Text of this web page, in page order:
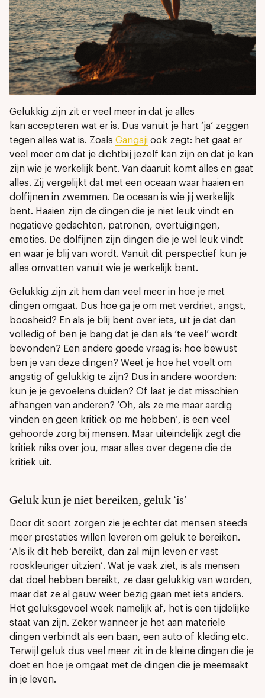
Gelukkig zijn zit er veel meer in dat je alles
kan accepteren wat er is. Dus vanuit je hart ‘ja’ zeggen
tegen alles wat is. Zoals Gangaji ook zegt: het gaat er
veel meer om dat je dichtbij jezelf kan zijn en dat je kan
zijn wie je werkelijk bent. Van daaruit komt alles en gaat
alles. Zij vergelijkt dat met een oceaan waar haaien en
dolfijnen in zwemmen. De oceaan is wie jij werkelijk
bent. Haaien zijn de dingen die je niet leuk vindt en
negatieve gedachten, patronen, overtuigingen,
emoties. De dolfijnen zijn dingen die je wel leuk vindt
en waar je blij van wordt. Vanuit dit perspectief kun je
alles omvatten vanuit wie je werkelijk bent.
Gelukkig zijn zit hem dan veel meer in hoe je met
dingen omgaat. Dus hoe ga je om met verdriet, angst,
boosheid? En als je blij bent over iets, uit je dat dan
volledig of ben je bang dat je dan als ‘te veel’ wordt
bevonden? Een andere goede vraag is: hoe bewust
ben je van deze dingen? Weet je hoe het voelt om
angstig of gelukkig te zijn? Dus in andere woorden:
kun je je gevoelens duiden? Of laat je dat misschien
afhangen van anderen? ‘Oh, als ze me maar aardig
vinden en geen kritiek op me hebben’, is een veel
gehoorde zorg bij mensen. Maar uiteindelijk zegt die
kritiek niks over jou, maar alles over degene die de
kritiek uit.
Geluk kun je niet bereiken, geluk ‘is’
Door dit soort zorgen zie je echter dat mensen steeds
meer prestaties willen leveren om geluk te bereiken.
‘Als ik dit heb bereikt, dan zal mijn leven er vast
rooskleuriger uitzien’. Wat je vaak ziet, is als mensen
dat doel hebben bereikt, ze daar gelukkig van worden,
maar dat ze al gauw weer bezig gaan met iets anders.
Het geluksgevoel week namelijk af, het is een tijdelijke
staat van zijn. Zeker wanneer je het aan materiele
dingen verbindt als een baan, een auto of kleding etc.
Terwijl geluk dus veel meer zit in de kleine dingen die je
doet en hoe je omgaat met de dingen die je meemaakt
in je leven.